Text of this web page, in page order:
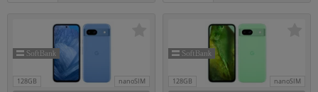
128GB nanoSIM 128GB nanoSIM